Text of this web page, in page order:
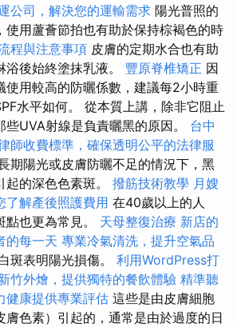
公司，解決您的運輸需求 陽光普照的
使用蘆薈節拍也有助於保持棕褐色的時
程與注意事項 皮膚的定期水合也有助
後始終塗抹乳液。 豐原脊椎矯正 因
使用較高的防曬係數，建議每2小時重
水平如何。 從本質上講，除非它阻止
UVA射線是負責曬黑的原因。 台中
師收費標準，確保透明公平的法律服
期陽光或皮膚防曬不足的情況下，黑
的深色色素斑。 撥筋技術教學 月嫂
了解產後照護費用 在40歲以上的人
也更為常見。 天母整復治療 新店的
的每一天 專業冷氣清洗，提升空氣品
斑表明陽光損傷。 利用WordPress打
竹外燴，提供獨特的餐飲體驗 精準聽
健康提供專業評估 這些是由皮膚細胞
膚色素）引起的，通常是由於過度的日